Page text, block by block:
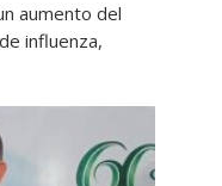
aumento del
influenza,